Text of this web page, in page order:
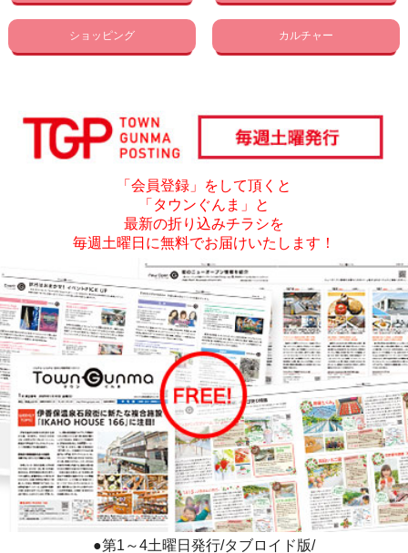
ショッピング カルチャー
「会員登録」をして頂くと
「タウンぐんま」と
最新の折り込みチラシを
毎週土曜日に無料でお届けいたします！
●第1～4土曜日発行/タブロイド版/